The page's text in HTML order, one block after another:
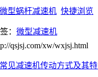
微型蜗杆减速机 快捷浏览
： 微型减速机
qsjsj.com/xw/wxjsj.html
常见减速机传动方式及其